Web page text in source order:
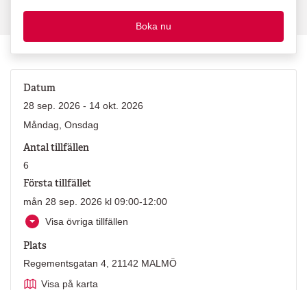
Boka nu
Datum
28 sep. 2026 - 14 okt. 2026
Måndag, Onsdag
Antal tillfällen
6
Första tillfället
mån 28 sep. 2026 kl 09:00-12:00
Visa övriga tillfällen
Plats
Regementsgatan 4, 21142 MALMÖ
Visa på karta